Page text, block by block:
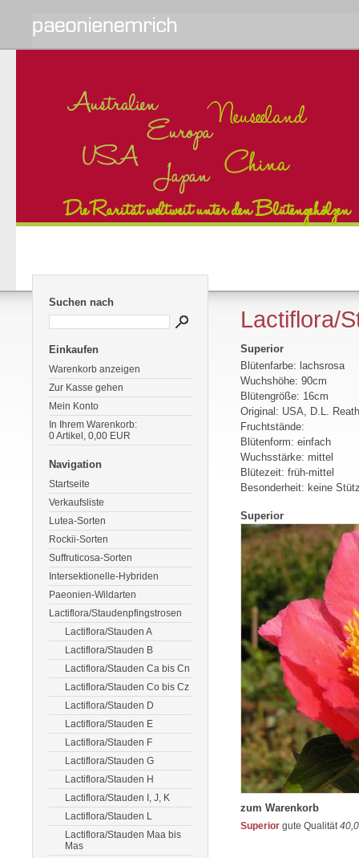
Suchen nach
Einkaufen
Warenkorb anzeigen
Zur Kasse gehen
Mein Konto
In Ihrem Warenkorb:
0Artikel, 0,00 EUR
Navigation
Startseite
Verkaufsliste
Lutea-Sorten
Rockii-Sorten
Suffruticosa-Sorten
Intersektionelle-Hybriden
Paeonien-Wildarten
Lactiflora/Staudenpfingstrosen
Lactiflora/Stauden A
Lactiflora/Stauden B
Lactiflora/Stauden Ca bis Cn
Lactiflora/Stauden Co bis Cz
Lactiflora/Stauden D
Lactiflora/Stauden E
Lactiflora/Stauden F
Lactiflora/Stauden G
Lactiflora/Stauden H
Lactiflora/Stauden I, J, K
Lactiflora/Stauden L
Lactiflora/Stauden Maa bis
Mas
Lactiflora/
Superior
Blütenfarbe: lachsrosa
Wuchshöhe: 90cm
Blütengröße: 16cm
Original: USA, D.L.
Fruchtstände:
Blütenform: einfach
Wuchsstärke: mittel
Blütezeit: früh-mittel
Besonderheit: keine
Superior
zum Warenkorb
Superior gute Qualität